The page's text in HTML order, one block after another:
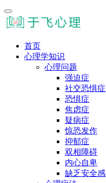
首页
心理学知识
心理问题
强迫症
社交恐惧症
恐惧症
焦虑症
疑病症
惊恐发作
抑郁症
双相障碍
内心自卑
缺乏安全感